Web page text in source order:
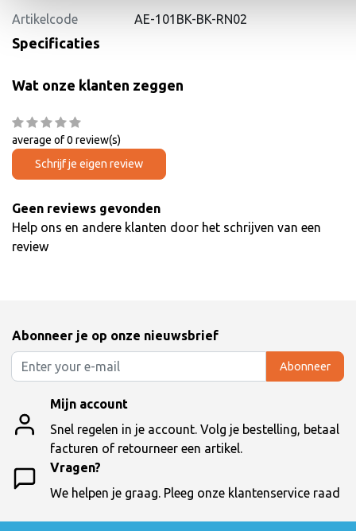
Artikelcode AE-101BK-BK-RN02
Specificaties
Wat onze klanten zeggen
average of 0 review(s)
Schrijf je eigen review
Geen reviews gevonden
Help ons en andere klanten door het schrijven van een
review
Abonneer je op onze nieuwsbrief
Abonneer
Mijn account
Snel regelen in je account. Volg je bestelling, betaal
facturen of retourneer een artikel.
Vragen?
We helpen je graag. Pleeg onze klantenservice raad